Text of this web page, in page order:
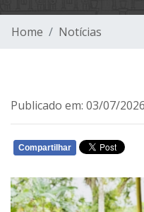
Home Notícias
Publicado em: 03/07/
Compartilhar